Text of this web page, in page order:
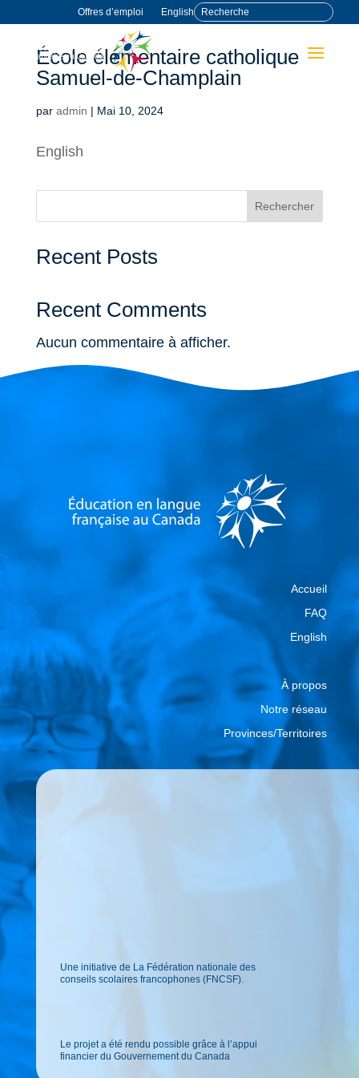
Offres d’emploi English
École élémentaire catholique
Samuel-de-Champlain
par admin | Mai 10, 2024
English
Rechercher
Recent Posts
Recent Comments
Aucun commentaire à afficher.
Accueil
FAQ
English
À propos
Notre réseau
Provinces/Territoires
Une initiative de La Fédération nationale des
conseils scolaires francophones (FNCSF).
Le projet a été rendu possible grâce à l’appui
financier du Gouvernement du Canada